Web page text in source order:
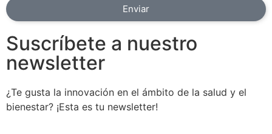
Enviar
Suscríbete a nuestro
newsletter
¿Te gusta la innovación en el ámbito de la salud y el
bienestar? ¡Esta es tu newsletter!